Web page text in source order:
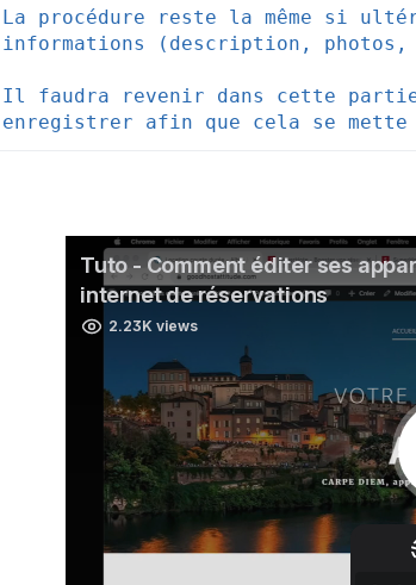
La procédure reste la même si
informations (description, photos,
Il faudra revenir dans cette
enregistrer afin que cela se